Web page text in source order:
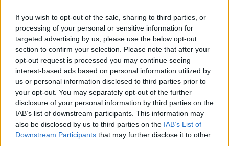
If you wish to opt-out of the sale, sharing to third parties, or
processing of your personal or sensitive information for
targeted advertising by us, please use the below opt-out
section to confirm your selection. Please note that after your
opt-out request is processed you may continue seeing
interest-based ads based on personal information utilized by
us or personal information disclosed to third parties prior to
your opt-out. You may separately opt-out of the further
disclosure of your personal information by third parties on the
IAB’s list of downstream participants. This information may
also be disclosed by us to third parties on the IAB’s List of
Downstream Participants that may further disclose it to other